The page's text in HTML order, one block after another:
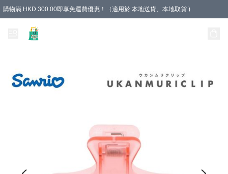
購物滿 HKD 300.00即享免運費優惠！（適用於 本地送貨、本地取貨 )